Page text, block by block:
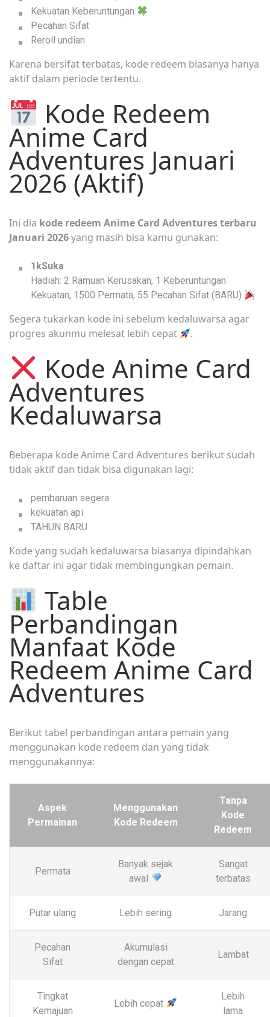
Kekuatan Keberuntungan
Pecahan Sifat
Reroll undian
Karena bersifat terbatas, kode redeem biasanya hanya
aktif dalam periode tertentu.
Kode Redeem
Anime Card
Adventures Januari
2026 (Aktif)
Ini dia kode redeem Anime Card Adventures terbaru
Januari 2026yang masih bisa kamu gunakan:
1kSuka
Hadiah: 2 Ramuan Kerusakan, 1 Keberuntungan
Kekuatan, 1500 Permata, 55 Pecahan Sifat (BARU)
Segera tukarkan kode ini sebelum kedaluwarsa agar
progres akunmu melesat lebih cepat
.
Kode Anime Card
Adventures
Kedaluwarsa
Beberapa kode Anime Card Adventures berikut sudah
tidak aktif dan tidak bisa digunakan lagi:
pembaruan segera
kekuatan api
TAHUN BARU
Kode yang sudah kedaluwarsa biasanya dipindahkan
ke daftar ini agar tidak membingungkan pemain.
Table
Perbandingan
Manfaat Kode
Redeem Anime Card
Adventures
Berikut tabel perbandingan antara pemain yang
menggunakan kode redeem dan yang tidak
menggunakannya:
Aspek
Permainan
Menggunakan
Kode Redeem
Tanpa
Kode
Redeem
Permata
Banyak sejak
awal
Sangat
terbatas
Putar ulang Lebih sering Jarang
Pecahan
Sifat
Akumulasi
dengan cepat
Lambat
Tingkat
Kemajuan
Lebih cepat
Lebih
lama